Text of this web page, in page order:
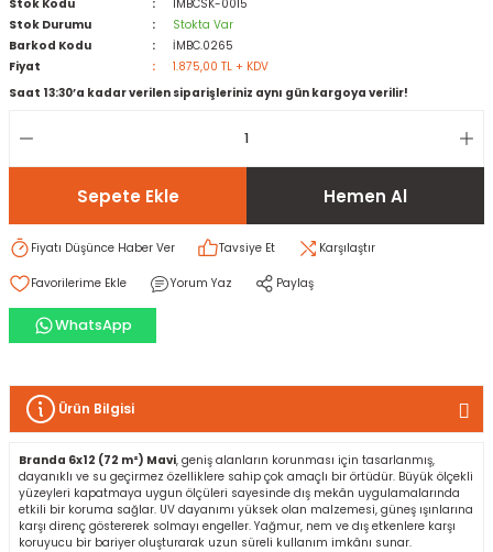
& PANEL
HARÇLARI
Stok Kodu
IMBCSK-0015
Stok Durumu
Stokta Var
Barkod Kodu
İMBC.0265
Fiyat
1.875,00 TL + KDV
Saat 13:30’a kadar verilen siparişleriniz aynı gün kargoya verilir!
Sepete Ekle Hemen Al
Fiyatı Düşünce Haber Ver Tavsiye Et Karşılaştır
Yorum Yaz Paylaş
WhatsApp
Ürün Bilgisi
Branda 6x12 (72 m²) Mavi, geniş alanların korunması için tasarlanmış,
dayanıklı ve su geçirmez özelliklere sahip çok amaçlı bir örtüdür. Büyük ölçekli
yüzeyleri kapatmaya uygun ölçüleri sayesinde dış mekân uygulamalarında
etkili bir koruma sağlar. UV dayanımı yüksek olan malzemesi, güneş ışınlarına
karşı direnç göstererek solmayı engeller. Yağmur, nem ve dış etkenlere karşı
koruyucu bir bariyer oluşturarak uzun süreli kullanım imkânı sunar.